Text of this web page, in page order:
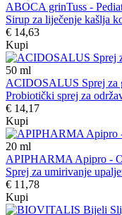
ABOCA grinTuss -
Sirup za liječenje kašlja
€ 14,63
Kupi
50 ml
ACIDOSALUS Sprej za
Probiotički sprej za
€ 14,17
Kupi
20 ml
APIPHARMA Apipro -
Sprej za umirivanje
€ 11,78
Kupi